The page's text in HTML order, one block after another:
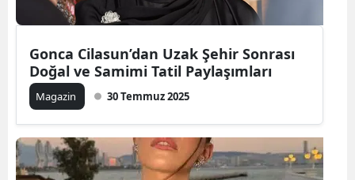
Gonca Cilasun’dan Uzak Şehir Sonrası
Doğal ve Samimi Tatil Paylaşımları
Magazin 30 Temmuz 2025